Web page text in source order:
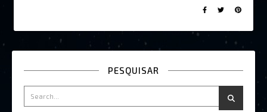
PESQUISAR